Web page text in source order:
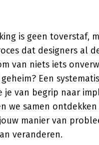
is geen toverstaf,
dat designers al
van niets iets
Een
je van begrip naar
we samen
manier van
veranderen.